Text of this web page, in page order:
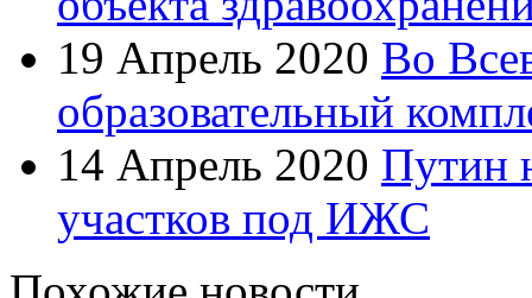
19 Апрель 2020 Во
образовательный
14 Апрель 2020 Путин
участков под ИЖС